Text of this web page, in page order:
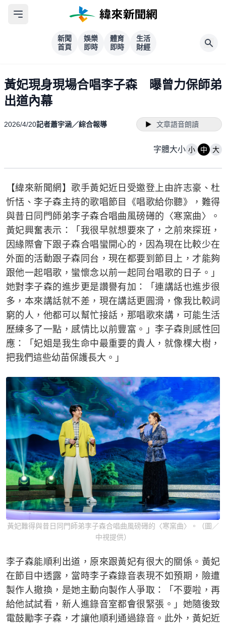
新聞
首頁
娛樂
即時
體育
即時
生活
財經
黃妃現身現場合唱李子森 曝曾力保師弟
出道內幕
2026/4/20記者蕭宇涵／綜合報導 文章語音朗讀
字體大小 小 中 大
【緯來新聞網】歌手黃妃近日受邀登上由許志豪、杜
忻恬、李子森主持的歌唱節目《唱歌給你聽》，難得
與昔日同門師弟李子森合唱曲風磅礡的〈寒窯曲〉。
黃妃興奮表示：「我很早就想要來了，之前來探班，
因緣際會下跟子森合唱蠻開心的，因為現在比較少在
外面的活動跟子森同台，現在都要到節目上，才能夠
跟他一起唱歌，蠻懷念以前一起同台唱歌的日子。」
她對李子森的進步更是讚譽有加：「連講話也進步很
多，本來講話就不差，現在講話更圓滑，像我比較詞
窮的人，他都可以幫忙接話，那唱歌來講，可能生活
歷練多了一點，感情比以前豐富。」李子森則感性回
應：「妃姐是我生命中最重要的貴人，就像棵大樹，
把我們這些幼苗保護長大。」
黃妃難得與昔日同門師弟李子森合唱曲風磅礡的〈寒窯曲〉。（圖／
中視提供）
李子森能順利出道，原來跟黃妃有很大的關係。黃妃
在節目中透露，當時李子森錄音表現不如預期，險遭
製作人撤換，是她主動向製作人爭取：「不要啦，再
給他試試看，新人進錄音室都會很緊張。」她隨後致
電鼓勵李子森，才讓他順利通過錄音。此外，黃妃近